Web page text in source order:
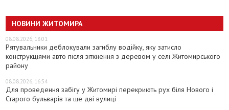
НОВИНИ ЖИТОМИРА
08.08.2026, 18:01
Рятувальники деблокували загиблу водійку, яку затисло
конструкціями авто після зіткнення з деревом у селі Житомирського
району
08.08.2026, 16:54
Для проведення забігу у Житомирі перекриють рух біля Нового і
Старого бульварів та ще дві вулиці